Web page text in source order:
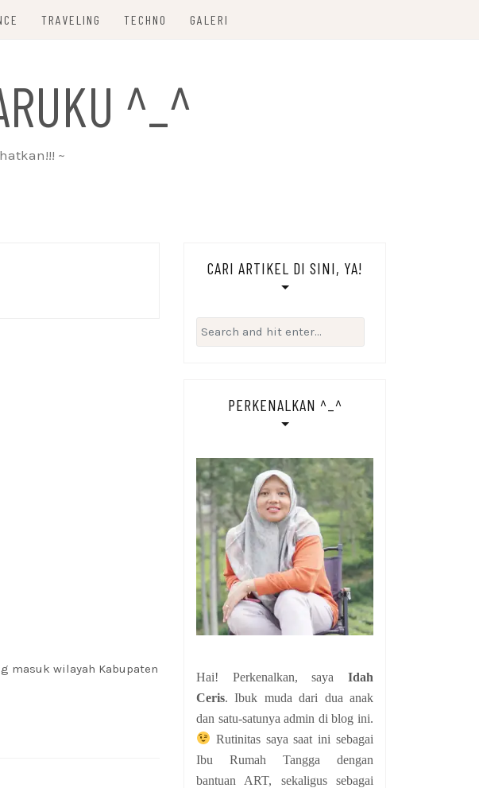
TRAVELING TECHNO GALERI
^_^
~
masuk wilayah Kabupaten
CARI ARTIKEL DI SINI, YA!
Search
for:
PERKENALKAN ^_^
Hai! Perkenalkan, saya Idah
Ceris. Ibuk muda dari dua anak
dan satu-satunya admin di blog ini.
Rutinitas saya saat ini sebagai
Ibu Rumah Tangga dengan
bantuan ART, sekaligus sebagai